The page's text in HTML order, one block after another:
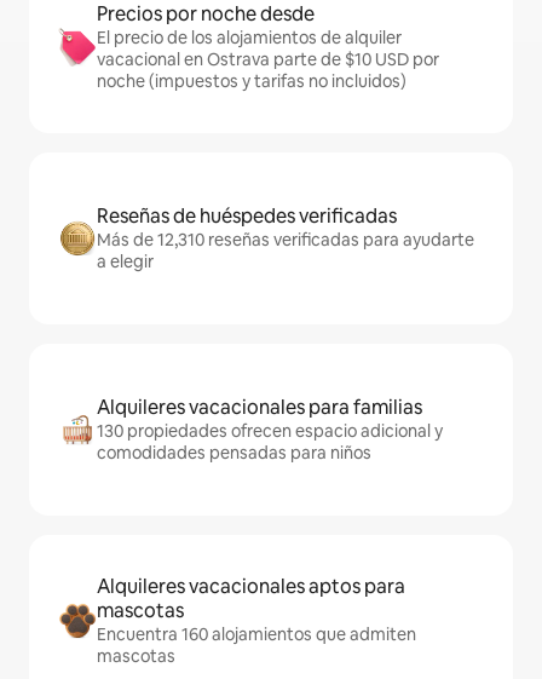
Precios por noche desde
El precio de los alojamientos de alquiler
vacacional en Ostrava parte de $10 USD por
noche (impuestos y tarifas no incluidos)
Reseñas de huéspedes verificadas
Más de 12,310 reseñas verificadas para ayudarte
a elegir
Alquileres vacacionales para familias
130 propiedades ofrecen espacio adicional y
comodidades pensadas para niños
Alquileres vacacionales aptos para
mascotas
Encuentra 160 alojamientos que admiten
mascotas